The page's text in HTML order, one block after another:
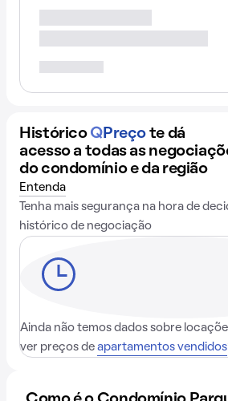
Histórico QPreço te dá
acesso a todas as
do condomínio e da região
Entenda
Tenha mais segurança na hora de
histórico de negociação
Ainda não temos dados sobre
ver preços de apartamentos vendidos